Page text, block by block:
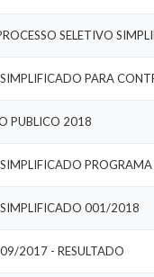
SELETIVO
PARA
PUBLICO 2018
SIMPLIFICADO 001/2018
2017 - RESULTADO